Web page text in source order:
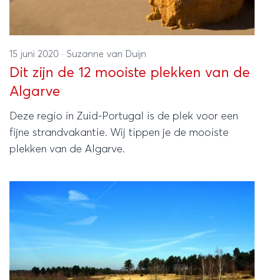
15 juni 2020 · Suzanne van Duijn
Dit zijn de 12 mooiste plekken van de
Algarve
Deze regio in Zuid-Portugal is de plek voor een
fijne strandvakantie. Wij tippen je de mooiste
plekken van de Algarve.